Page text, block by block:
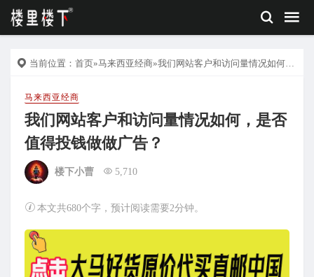
当前位置： 首页»马来西亚经商»我们网站客户和访问量情况如何，是否值得投钱做做广告？
马来西亚经商
我们网站客户和访问量情况如何，是否
值得投钱做做广告？
楼下小曹 5,710
本文共680个字，预计阅读需要2分钟。